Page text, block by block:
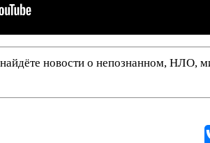
новости о непознанном, НЛО,